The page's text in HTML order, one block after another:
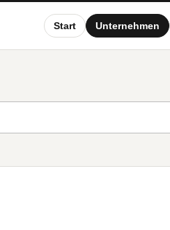
Start Unternehmen